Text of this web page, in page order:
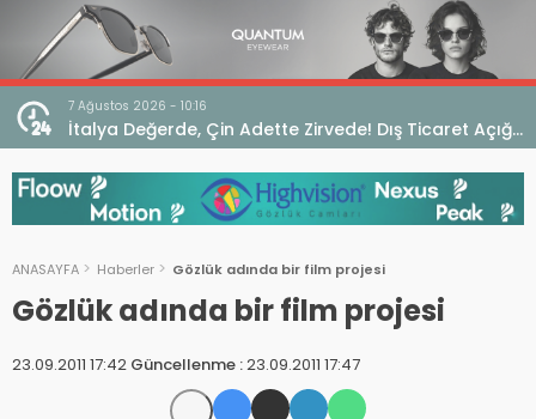
7 Ağustos 2026 - 10:16
İtalya Değerde, Çin Adette Zirvede! Dış Ticaret Açığı
Devam Ediyor
ANASAYFA Haberler Gözlük adında bir film projesi
Gözlük adında bir film projesi
23.09.2011 17:42 Güncellenme :23.09.2011 17:47